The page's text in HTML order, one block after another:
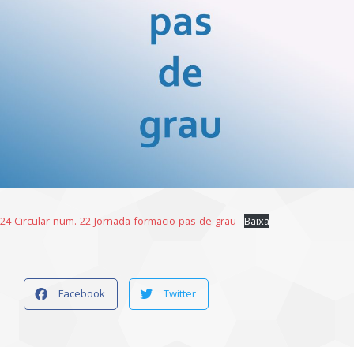
24-Circular-num.-22-Jornada-formacio-pas-de-grau Baixa
Facebook Twitter